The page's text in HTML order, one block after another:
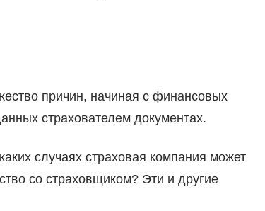
причин, начиная с финансовых
страхователем документах.
случаях страховая компания может
со страховщиком? Эти и другие